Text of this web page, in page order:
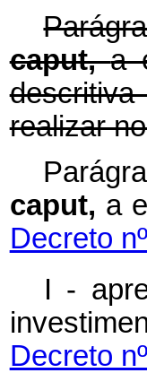
caput,a
realizar
caput, a
Decreto
I -
Decreto